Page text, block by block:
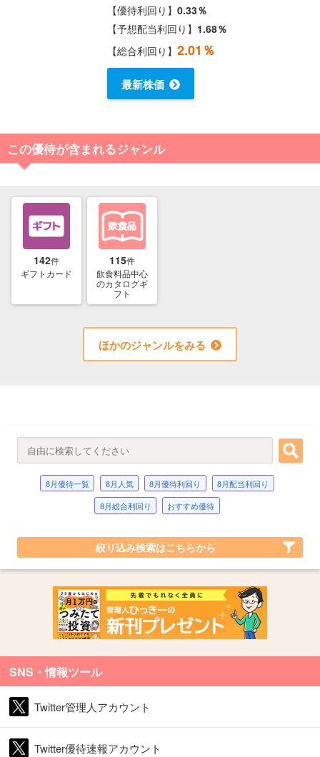
【優待利回り】0.33％
【予想配当利回り】 1.68％
【総合利回り】2.01％
最新株価
この優待が含まれるジャンル
142件
ギフトカード
115件
飲食料品中心
のカタログギ
フト
ほかのジャンルをみる
8月優待一覧 8月人気 8月優待利回り
8月配当利回り
8月総合利回り
おすすめ優待
絞り込み検索はこちらから
SNS・情報ツール
Twitter管理人アカウント
Twitter優待速報アカウント